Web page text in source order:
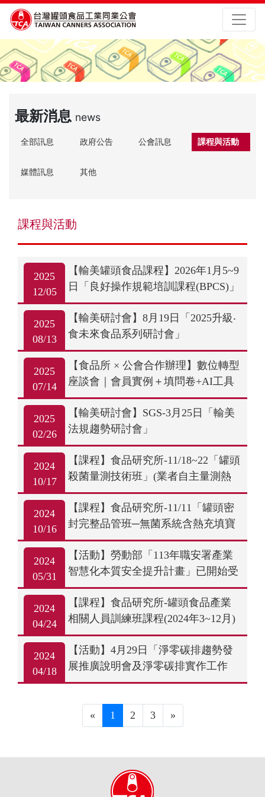
最新消息 news
全部訊息 政府公告 公會訊息 課程與活動
媒體訊息 其他
課程與活動
2025
12/05
【輸美罐頭食品課程】2026年1月5~9
日「良好操作規範培訓課程(BPCS)」
2025
08/13
【輸美研討會】8月19日「2025升級‧
食未來食品系列研討會」
2025
07/14
【食品所 × 公會合作辦理】數位轉型
座談會｜會員實例＋填問卷+AI工具
2025
02/26
【輸美研討會】SGS-3月25日「輸美
法規趨勢研討會」
2024
10/17
【課程】食品研究所-11/18~22「罐頭
殺菌量測技術班」(業者自主量測熱
分佈/熱穿透)(新竹)
2024
10/16
【課程】食品研究所-11/11「罐頭密
封完整品管班─無菌系統含熱充填寶
特瓶」(新竹)
2024
05/31
【活動】勞動部「113年職安署產業
智慧化本質安全提升計畫」已開始受
理申請
2024
04/24
【課程】食品研究所-罐頭食品產業
相關人員訓練班課程(2024年3~12月)
2024
04/18
【活動】4月29日「淨零碳排趨勢發
展推廣說明會及淨零碳排實作工作
坊」
« 1 2 3 »